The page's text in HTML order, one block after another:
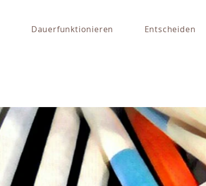
Dauerfunktionieren Entscheiden